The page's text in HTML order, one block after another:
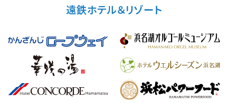
遠鉄ホテル＆リゾート